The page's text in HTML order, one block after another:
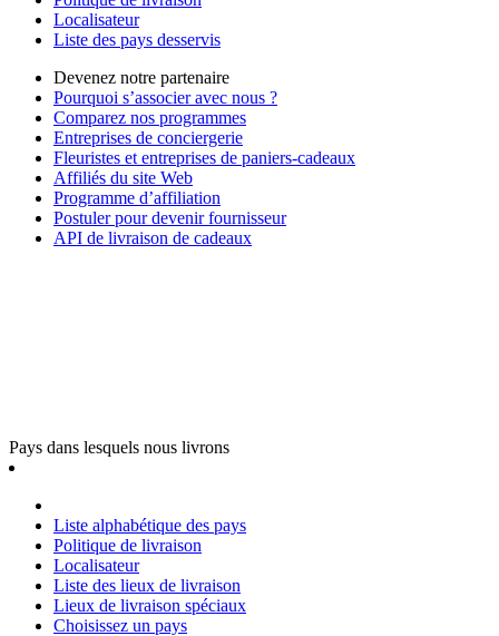
Localisateur
Liste des pays desservis
Devenez notre partenaire
Pourquoi s’associer avec nous ?
Comparez nos programmes
Entreprises de conciergerie
Fleuristes et entreprises de paniers-cadeaux
Affiliés du site Web
Programme d’affiliation
Postuler pour devenir fournisseur
API de livraison de cadeaux
Pays dans lesquels nous livrons
Liste alphabétique des pays
Politique de livraison
Localisateur
Liste des lieux de livraison
Lieux de livraison spéciaux
Choisissez un pays